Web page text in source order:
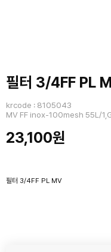
필터 3/4FF PL
krcode : 8105043
MV FF inox-100mesh 55L/
23,100원
필터 3/4FF PL MV